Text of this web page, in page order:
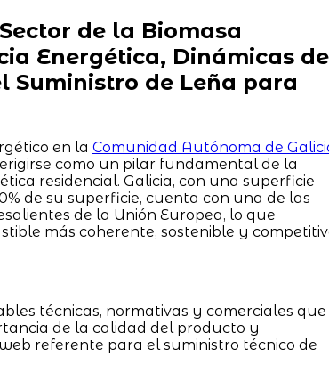
de la Biomasa
Energética, Dinámicas de
Suministro de Leña para
en la Comunidad Autónoma de
como un pilar fundamental de la
residencial. Galicia, con una superficie
de su superficie, cuenta con una de las
de la Unión Europea, lo que
más coherente, sostenible y
técnicas, normativas y comerciales que
de la calidad del producto y
referente para el suministro técnico de